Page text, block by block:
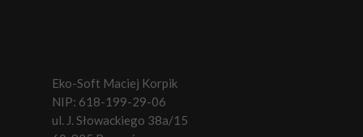
Eko-Soft Maciej Korpik
NIP: 618-199-29-06
ul. J. Słowackiego 38a/15